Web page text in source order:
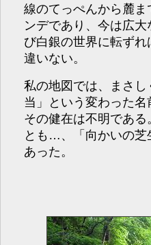
線のてっぺんから麓
ンデであり、今は広
び白銀の世界に転ず
違いない。
私の地図では、まさ
当」という変わった
その健在は不明であ
とも…、「向かいの芝
あった。